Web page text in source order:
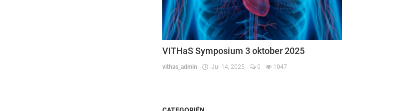
VITHaS Symposium 3 oktober 2025
vithas_admin Jul 14, 2025 0 1047